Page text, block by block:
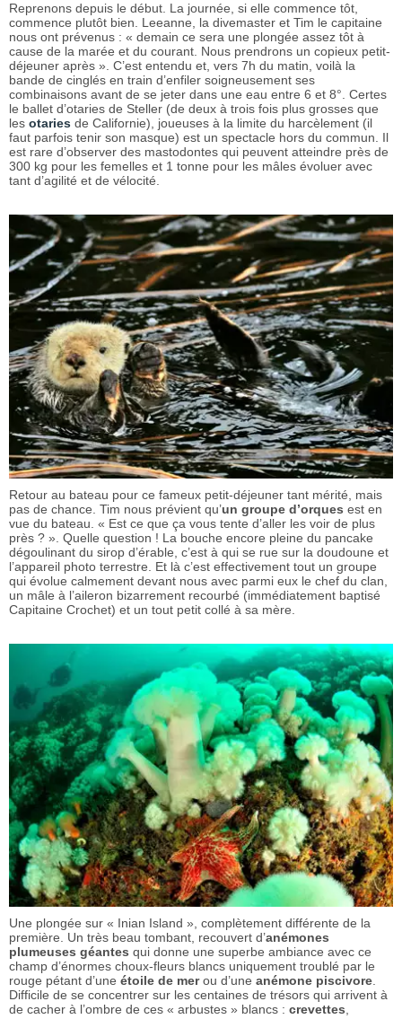
Reprenons depuis le début. La journée, si elle commence tôt,
commence plutôt bien. Leeanne, la divemaster et Tim le capitaine
nous ont prévenus : « demain ce sera une plongée assez tôt à
cause de la marée et du courant. Nous prendrons un copieux petit-
déjeuner après ». C’est entendu et, vers 7h du matin, voilà la
bande de cinglés en train d’enfiler soigneusement ses
combinaisons avant de se jeter dans une eau entre 6 et 8°. Certes
le ballet d’otaries de Steller (de deux à trois fois plus grosses que
les otaries de Californie), joueuses à la limite du harcèlement (il
faut parfois tenir son masque) est un spectacle hors du commun. Il
est rare d’observer des mastodontes qui peuvent atteindre près de
300 kg pour les femelles et 1 tonne pour les mâles évoluer avec
tant d’agilité et de vélocité.
Retour au bateau pour ce fameux petit-déjeuner tant mérité, mais
pas de chance. Tim nous prévient qu’un groupe d’orques est en
vue du bateau. « Est ce que ça vous tente d’aller les voir de plus
près ? ». Quelle question ! La bouche encore pleine du pancake
dégoulinant du sirop d’érable, c’est à qui se rue sur la doudoune et
l’appareil photo terrestre. Et là c’est effectivement tout un groupe
qui évolue calmement devant nous avec parmi eux le chef du clan,
un mâle à l’aileron bizarrement recourbé (immédiatement baptisé
Capitaine Crochet) et un tout petit collé à sa mère.
Une plongée sur « Inian Island », complètement différente de la
première. Un très beau tombant, recouvert d’anémones
plumeuses géantes qui donne une superbe ambiance avec ce
champ d’énormes choux-fleurs blancs uniquement troublé par le
rouge pétant d’une étoile de merou d’une anémone piscivore
Difficile de se concentrer sur les centaines de trésors qui arrivent à
de cacher à l’ombre de ces « arbustes » blancs : crevettes